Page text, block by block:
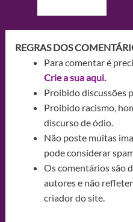
REGRAS DOS
Para comentar é
Crie a sua aqui.
Proibido discussões
Proibido racismo,
discurso de ódio.
Não poste muitas
pode considerar
Os comentários são
autores e não
criador do site.